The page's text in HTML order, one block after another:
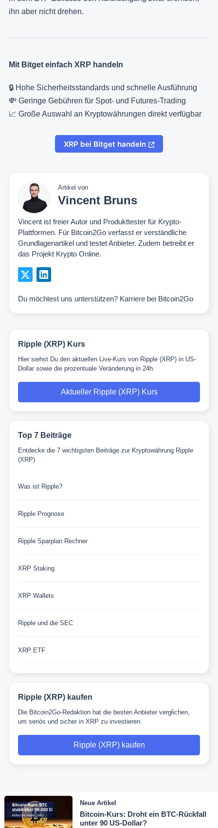
ihn aber nicht drehen.
Mit Bitget einfach XRP handeln
🔒 Hohe Sicherheitsstandards und schnelle Ausführung
💸 Geringe Gebühren für Spot- und Futures-Trading
📈 Große Auswahl an Kryptowährungen direkt verfügbar
XRP bei Bitget handeln
Artikel von
Vincent Bruns
Vincent ist freier Autor und Produkttester für Krypto-
Plattformen. Für Bitcoin2Go verfasst er verständliche
Grundlagenartikel und testet Anbieter. Zudem betreibt er
das Projekt Krypto Online.
Du möchtest uns unterstützen? Karriere bei Bitcoin2Go
Ripple (XRP) Kurs
Hier siehst Du den aktuellen Live-Kurs von Ripple (XRP) in US-
Dollar sowie die prozentuale Veränderung in 24h.
Aktueller Ripple (XRP) Kurs
Top 7 Beiträge
Entdecke die 7 wichtigsten Beiträge zur Kryptowährung Ripple
(XRP)
Was ist Ripple?
Ripple Prognose
Ripple Sparplan Rechner
XRP Staking
XRP Wallets
Ripple und die SEC
XRP ETF
Ripple (XRP) kaufen
Die Bitcoin2Go-Redaktion hat die besten Anbieter verglichen,
um seriös und sicher in XRP zu investieren.
Ripple (XRP) kaufen
Neue Artikel
Bitcoin-Kurs: Droht ein BTC-Rückfall
unter 90 US-Dollar?